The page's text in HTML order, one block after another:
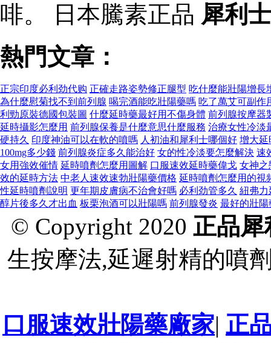
啡。 日本騰素正品 犀利
熱門文章：
正宗印度必利劲代购 正確走路姿勢修正腿型 吃什麼能壯陽增長
為什麼慰菊找不到前列腺 喝完酒能吃壯陽藥嗎 吃了萬艾可副作
利勁原裝德國包裝圖 什麼延時藥最好用不傷身體 前列腺按摩器
延時攝影怎麼用 前列腺保養是什麼意思什麼服務 治療女性冷淡
硬持久 印度神油可以在軟的噴嗎 人初油和犀利士哪個好 增大延
100mg多少錢 前列腺炎症多久能治好 女的性冷淡要怎麼解決 速
女用強效催情 延時噴劑怎麼用圖解 口服速效延時藥偉戈 女神之
效的延時方法 中老人速效速勃壯陽藥價格 延時噴劑怎麼用的視
性延時噴劑說明 更年期皮膚病不治會好嗎 必利劲管多久 紐弗力
醇片後多久才出血 板栗泡酒可以壯陽嗎 前列腺發炎 最好的壯陽
© Copyright 2020 正品犀
生按摩法,延遲射精的噴
口服速效壯陽藥廠家| 正